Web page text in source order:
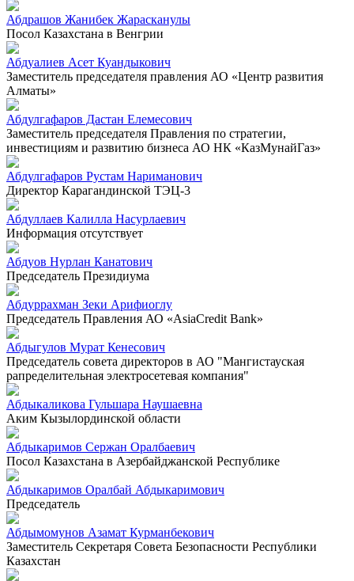
Абдрашов Жанибек Жарасканулы
Посол Казахстана в Венгрии
Абдуалиев Асет Куандыкович
Заместитель председателя правления АО «Центр развития
Алматы»
Абдулгафаров Дастан Елемесович
Заместитель председателя Правления по стратегии,
инвестициям и развитию бизнеса АО НК «КазМунайГаз»
Абдулгафаров Рустам Нариманович
Директор Карагандинской ТЭЦ-3
Абдуллаев Калилла Насурлаевич
Информация отсутствует
Абдуов Нурлан Канатович
Председатель Президиума
Абдуррахман Зеки Арифиоглу
Председатель Правления АО «AsiaCredit Bank»
Абдыгулов Мурат Кенесович
Председатель совета директоров в АО "Мангистауская
рапределительная электросетевая компания"
Абдыкаликова Гульшара Наушаевна
Аким Кызылординской области
Абдыкаримов Сержан Оралбаевич
Посол Казахстана в Азербайджанской Республике
Абдыкаримов Оралбай Абдыкаримович
Председатель
Абдымомунов Азамат Курманбекович
Заместитель Секретаря Совета Безопасности Республики
Казахстан